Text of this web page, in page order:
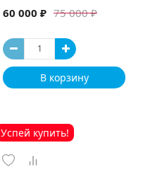
75 000 ₽
60 000 ₽
В корзину
Успей купить!